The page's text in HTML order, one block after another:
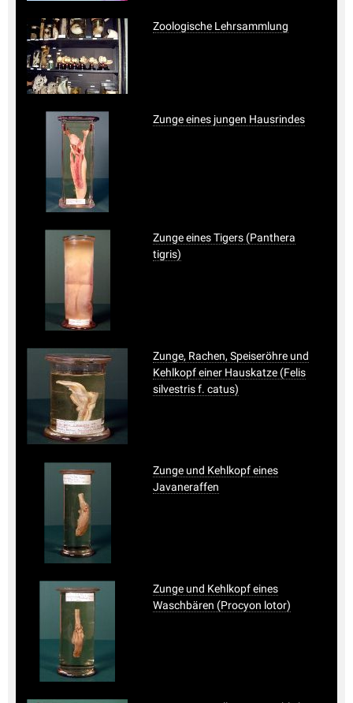
Zoologische Lehrsammlung
Zunge eines jungen Hausrindes
Zunge eines Tigers (Panthera
tigris)
Zunge, Rachen, Speiseröhre und
Kehlkopf einer Hauskatze (Felis
silvestris f. catus)
Zunge und Kehlkopf eines
Javaneraffen
Zunge und Kehlkopf eines
Waschbären (Procyon lotor)